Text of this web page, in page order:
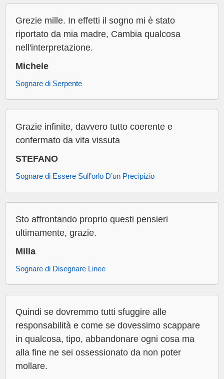
Grezie mille. In effetti il sogno mi è stato
riportato da mia madre, Cambia qualcosa
nell'interpretazione.
Michele
Sognare di Serpente
Grazie infinite, davvero tutto coerente e
confermato da vita vissuta
STEFANO
Sognare di Essere Sull’orlo D’un Precipizio
Sto affrontando proprio questi pensieri
ultimamente, grazie.
Milla
Sognare di Disegnare Linee
Quindi se dovremmo tutti sfuggire alle
responsabilità e come se dovessimo scappare
in qualcosa, tipo, abbandonare ogni cosa ma
alla fine ne sei ossessionato da non poter
mollare.